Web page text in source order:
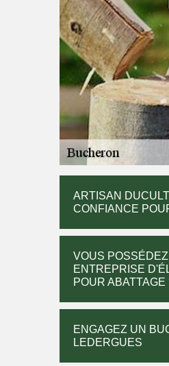
ARTISAN
CONFIANCE
VOUS
ENTREPRISE
POUR ABATTAGE
ENGAGEZ UN
LEDERGUES